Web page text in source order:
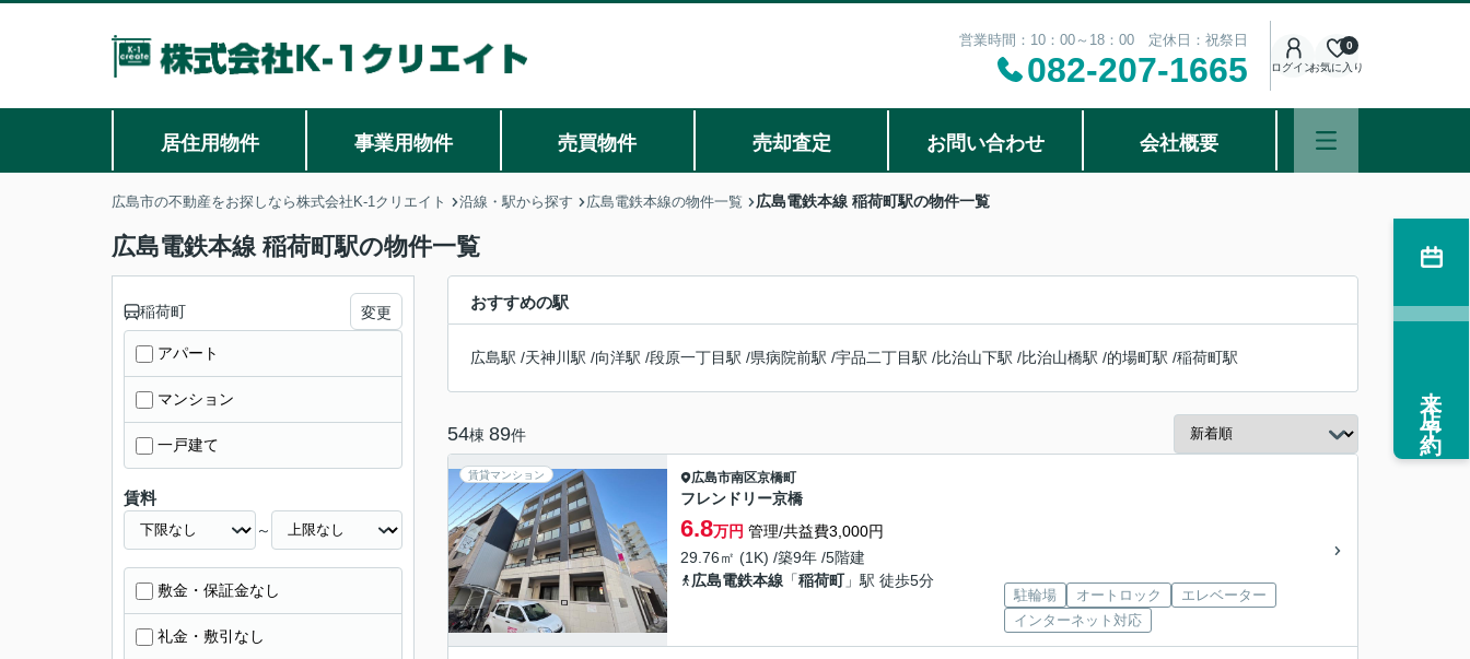
営業時間：10：00～18：00 定休日：祝祭日
082-207-1665 ログインお気に入り
0
居住用物件 事業用物件 売買物件 売却査定 お問い合わせ 会社概要
広島市の不動産をお探しなら株式会社K-1クリエイト 沿線・駅から探す 広島電鉄本線の物件一覧 広島電鉄本線 稲荷町駅の物件一覧
広島電鉄本線 稲荷町駅の物件一覧
おすすめの駅
広島駅 /天神川駅 /向洋駅 /段原一丁目駅 /県病院前駅 /宇品二丁目駅 /比治山下駅 /比治山橋駅 /的場町駅 /稲荷町駅
54棟 89件
賃貸マンション 広島市南区京橋町
フレンドリー京橋
6.8万円 管理/共益費3,000円
29.76㎡ (1K) /築9年 /5階建
広島電鉄本線 「稲荷町」駅 徒歩5分
駐輪場 オートロック
エレベーター
インターネット対応
稲荷町 変更
アパート
マンション
一戸建て
賃料
～
敷金・保証金なし
礼金・敷引なし
来店予約